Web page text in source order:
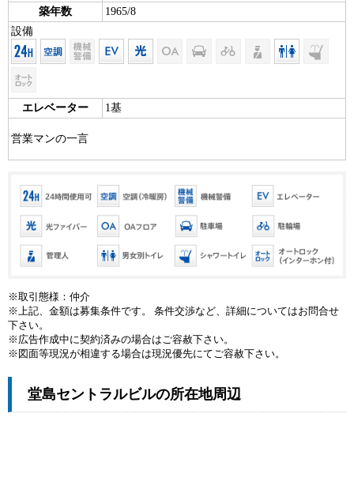
築年数
1965/8
設備
エレベーター 1基
営業マンの一言
※取引態様：仲介
※上記、金額は募集条件です。 条件交渉など、詳細についてはお問合せ
下さい。
※広告作成中に契約済みの場合はご容赦下さい。
※図面等現況が相違する場合は現況優先にてご容赦下さい。
堂島セントラルビルの所在地周辺